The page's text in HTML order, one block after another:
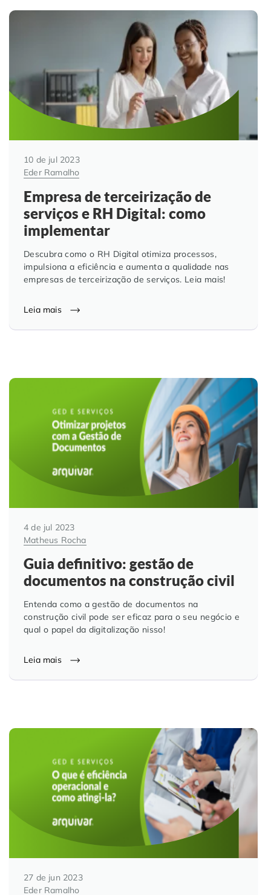
10 de jul 2023
Eder Ramalho
Empresa de terceirização de
serviços e RH Digital: como
implementar
Descubra como o RH Digital otimiza processos,
impulsiona a eficiência e aumenta a qualidade nas
empresas de terceirização de serviços. Leia mais!
Leia mais
4 de jul 2023
Matheus Rocha
Guia definitivo: gestão de
documentos na construção civil
Entenda como a gestão de documentos na
construção civil pode ser eficaz para o seu negócio e
qual o papel da digitalização nisso!
Leia mais
27 de jun 2023
Eder Ramalho